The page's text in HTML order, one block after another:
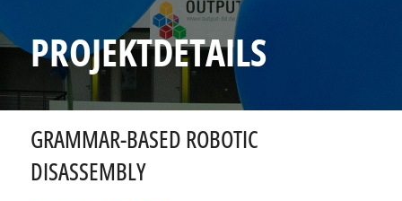
PROJEKTDETAILS
GRAMMAR-BASED ROBOTIC
DISASSEMBLY